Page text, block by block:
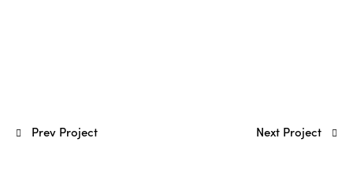
Prev Project Next Project